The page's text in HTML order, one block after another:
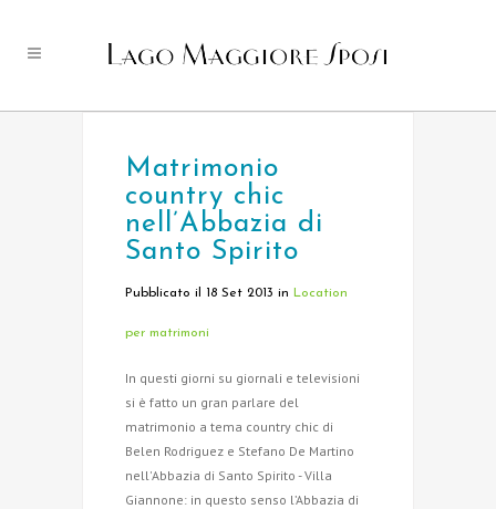
Matrimonio
country chic
nell’Abbazia di
Santo Spirito
Pubblicato il 18 Set 2013 in Location
per matrimoni
In questi giorni su giornali e televisioni
si è fatto un gran parlare del
matrimonio a tema country chic di
Belen Rodriguez e Stefano De Martino
nell'Abbazia di Santo Spirito - Villa
Giannone: in questo senso l’Abbazia di